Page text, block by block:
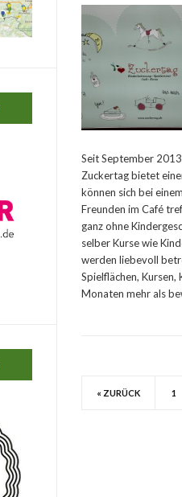
Seit September
Zuckertag bietet
können sich bei
Freunden im Café
ganz ohne
selber Kurse wie
werden liebevoll
Spielflächen,
Monaten mehr als
« ZURÜCK 1